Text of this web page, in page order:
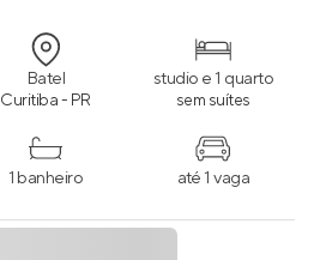
Batel
Curitiba - PR
studio e 1 quarto
sem suítes
1 banheiro até 1 vaga